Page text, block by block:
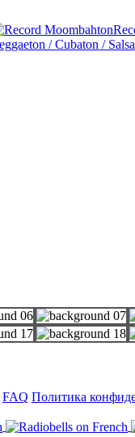
FAQ Политика